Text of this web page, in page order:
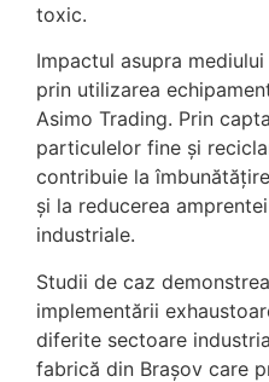
toxic.
Impactul asupra
prin utilizarea
Asimo Trading. Prin
particulelor fine și
contribuie la
și la reducerea
industriale.
Studii de caz
implementării
diferite sectoare
fabrică din Brașov care